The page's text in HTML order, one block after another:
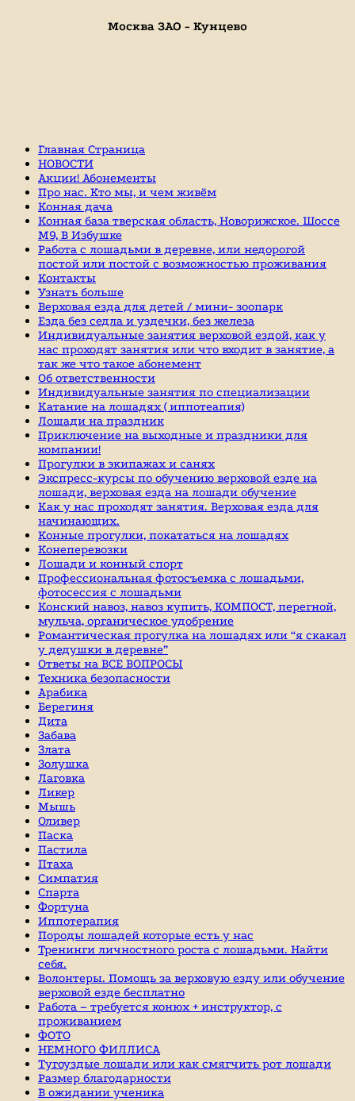
Москва ЗАО - Кунцево
Главная Страница
НОВОСТИ
Акции! Абонементы
Про нас. Кто мы, и чем живём
Конная дача
Конная база тверская область, Новорижское. Шоссе
М9, В Избушке
Работа с лошадьми в деревне, или недорогой
постой или постой с возможностью проживания
Контакты
Узнать больше
Верховая езда для детей / мини- зоопарк
Езда без седла и уздечки, без железа
Индивидуальные занятия верховой ездой, как у
нас проходят занятия или что входит в занятие, а
так же что такое абонемент
Об ответственности
Индивидуальные занятия по специализации
Катание на лошадях ( иппотеапия)
Лошади на праздник
Приключение на выходные и праздники для
компании!
Прогулки в экипажах и санях
Экспресс-курсы по обучению верховой езде на
лошади, верховая езда на лошади обучение
Как у нас проходят занятия. Верховая езда для
начинающих.
Конные прогулки, покататься на лошадях
Конеперевозки
Лошади и конный спорт
Профессиональная фотосъемка с лошадьми,
фотосессия с лошадьми
Конский навоз, навоз купить, КОМПОСТ, перегной,
мульча, органическое удобрение
Романтическая прогулка на лошадях или “я скакал
у дедушки в деревне”
Ответы на ВСЕ ВОПРОСЫ
Техника безопасности
Арабика
Берегиня
Дита
Забава
Злата
Золушка
Лаговка
Ликер
Мышь
Оливер
Паска
Пастила
Птаха
Симпатия
Спарта
Фортуна
Иппотерапия
Породы лошадей которые есть у нас
Тренинги личностного роста с лошадьми. Найти
себя.
Волонтеры. Помощь за верховую езду или обучение
верховой езде бесплатно
Работа – требуется конюх + инструктор, с
проживанием
ФОТО
НЕМНОГО ФИЛЛИСА
Тугоуздые лошади или как смягчить рот лошади
Размер благодарности
В ожидании ученика